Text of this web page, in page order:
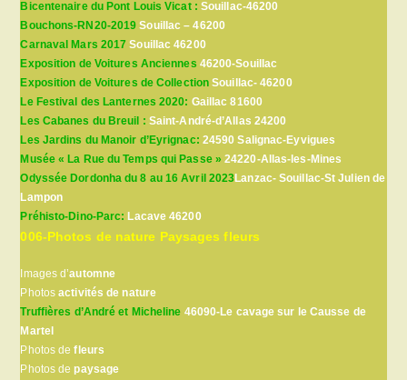
Bicentenaire du Pont Louis Vicat : Souillac-46200
Bouchons-RN20-2019Souillac – 46200
Carnaval Mars 2017 Souillac 46200
Exposition de Voitures Anciennes 46200-Souillac
Exposition de Voitures de Collection Souillac- 46200
Le Festival des Lanternes 2020: Gaillac 81600
Les Cabanes du Breuil : Saint-André-d’Allas 24200
Les Jardins du Manoir d’Eyrignac: 24590 Salignac-Eyvigues
Musée « La Rue du Temps qui Passe » 24220-Allas-les-Mines
Odyssée Dordonha du 8 au 16 Avril 2023Lanzac- Souillac-St Julien de
Lampon
Préhisto-Dino-Parc:Lacave 46200
006-Photos de nature Paysages fleurs
Images d’automne
Photosactivités de nature
Truffières d’André et Micheline 46090-Le cavage sur le Causse de
Martel
Photos defleurs
Photos depaysage